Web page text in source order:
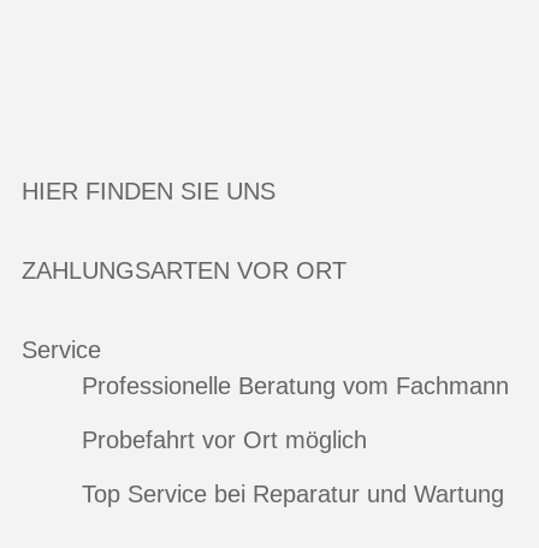
HIER FINDEN SIE UNS
ZAHLUNGSARTEN VOR ORT
Service
Professionelle Beratung vom Fachmann
Probefahrt vor Ort möglich
Top Service bei Reparatur und Wartung